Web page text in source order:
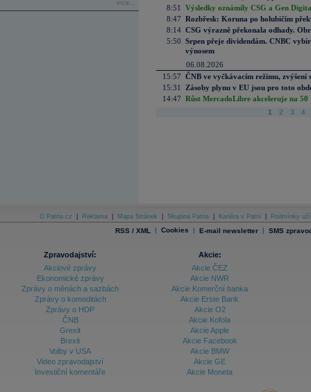
více...
8:51
Výsledky oznámily CSG a Gen
8:47 Rozbřesk: Koruna po holubičím
8:14 CSG výrazně překonala odhady.
5:50 Srpen přeje dividendám. CNBC
výnosem
06.08.2026
15:57 ČNB ve vyčkávacím režimu, zvýšení
15:31
Zásoby plynu v EU jsou pro toto
14:47 Růst MercadoLibre akceleruje na
1 2 3 4
O Patria.cz Reklama Mapa Stránek Skupina Patria Kariéra v Patrii Podmínky
RSS / XML | Cookies | E-mail newsletter | SMS
Zpravodajství:
Akciové zprávy
Ekonomické zprávy
Zprávy o měnách a sazbách
Zprávy o komoditách
Zprávy o HDP
ČNB
Grexit
Brexit
Volby v USA
Video zpravodajství
Investiční komentáře
Akcie:
Akcie ČEZ
Akcie NWR
Akcie Komerční banka
Akcie Erste Bank
Akcie O2
Akcie Kofola
Akcie Apple
Akcie Facebook
Akcie BMW
Akcie GE
Akcie Moneta